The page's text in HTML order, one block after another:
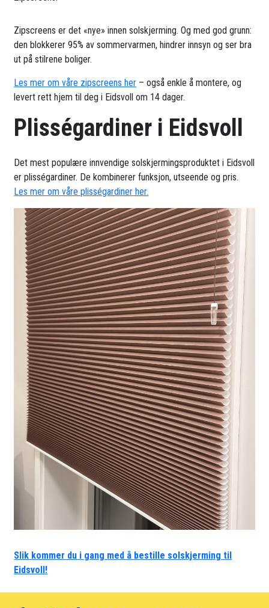
Zipscreens er det «nye» innen solskjerming. Og med god grunn:
den blokkerer 95% av sommervarmen, hindrer innsyn og ser bra
ut på stilrene boliger.
Les mer om våre zipscreens her – også enkle å montere, og
levert rett hjem til deg i Eidsvoll om 14 dager.
Plisségardiner i Eidsvoll
Det mest populære innvendige solskjermingsproduktet i Eidsvoll
er plisségardiner. De kombinerer funksjon, utseende og pris.
Les mer om våre plisségardiner her.
Slik kommer du i gang med å bestille solskjerming til
Eidsvoll!